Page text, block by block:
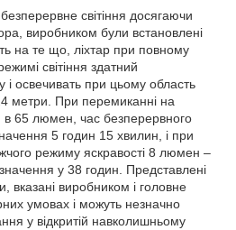
світіння досягаючи
виробником були встановлені
на те що, ліхтар при повному
світіння здатний
і освечивать при цьому область
метри. При перемиканні на
в 65 люмен, час безперервного
5 годин 15 хвилин, і при
режиму яскравості 8 люмен –
у 38 годин. Представлені
вказані виробником і головне
умовах і можуть незначно
у відкритій навколишньому